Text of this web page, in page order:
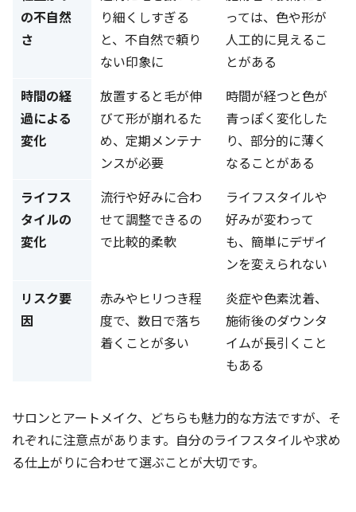
の不自然
さ
り細くしすぎる
と、不自然で頼り
ない印象に
っては、色や形が
人工的に見えるこ
とがある
時間の経
過による
変化
放置すると毛が伸
びて形が崩れるた
め、定期メンテナ
ンスが必要
時間が経つと色が
青っぽく変化した
り、部分的に薄く
なることがある
ライフス
タイルの
変化
流行や好みに合わ
せて調整できるの
で比較的柔軟
ライフスタイルや
好みが変わって
も、簡単にデザイ
ンを変えられない
リスク要
因
赤みやヒリつき程
度で、数日で落ち
着くことが多い
炎症や色素沈着、
施術後のダウンタ
イムが長引くこと
もある
サロンとアートメイク、どちらも魅力的な方法ですが、そ
れぞれに注意点があります。自分のライフスタイルや求め
る仕上がりに合わせて選ぶことが大切です。